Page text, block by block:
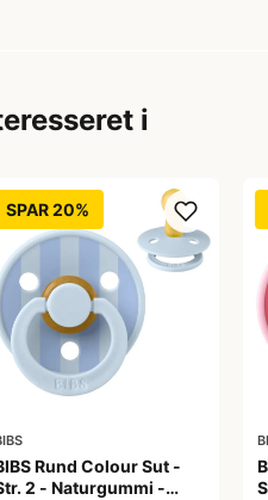
i
SPAR 20%
Rund Colour Sut -
2 - Naturgummi -